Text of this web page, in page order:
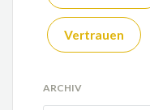
Vertrauen
ARCHIV